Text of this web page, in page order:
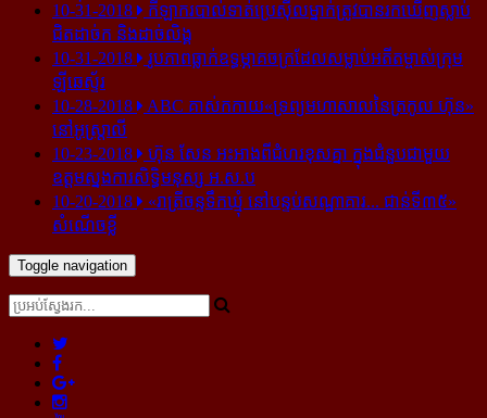
10-31-2018
កីឡាករ​បាល់ទាត់​ប្រេស៊ីល​ម្នាក់​ត្រូវ​បាន​រក​ឃើញ​ស្លាប់​
ជិត​ដាច់ក និង​ដាច់​លិង្គ
10-31-2018
រូបភាព​ធ្លាក់​ឧទ្ធម្ភាគចក្រ​ដែល​សម្លាប់​អតីត​ម្ចាស់​ក្រុម​
ឡីឆេស្ទ័រ
10-28-2018
ABC គាស់​កកាយ​«ទ្រព្យមហាសាល​នៃ​ត្រកូល ហ៊ុន»​
នៅ​អូស្ត្រាលី
10-23-2018
ហ៊ុន សែន អះអាង​ពី​ជំហរ​ខុស​គ្នា ក្នុង​ជំនួប​ជាមួយ​
ឧត្តម​ស្នងការ​សិទ្ធិ​មនុស្ស អ.ស.ប
10-20-2018
«រាត្រីចន្ទទឹកឃ្មុំ នៅបន្ទប់សណ្ឋាគារ... ជាន់ទី៣៥»
សំណើចខ្លី
Toggle navigation